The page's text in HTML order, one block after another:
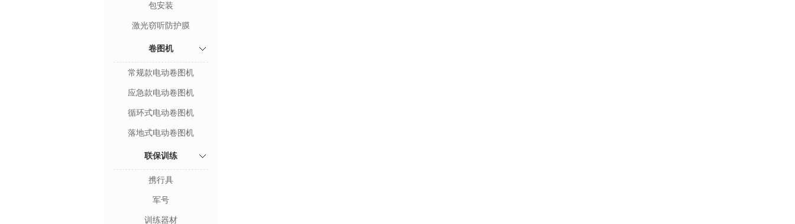
包安装
激光窃听防护膜
卷图机
常规款电动卷图机
应急款电动卷图机
循环式电动卷图机
落地式电动卷图机
联保训练
携行具
军号
训练器材